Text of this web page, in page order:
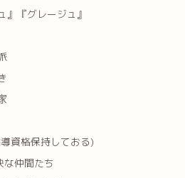
』『グレージュ』
資格保持しておる)
な仲間たち